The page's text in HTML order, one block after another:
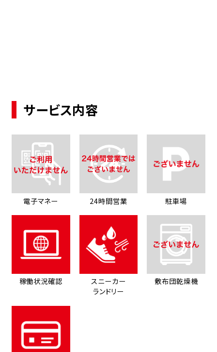
サービス内容
電子マネー 24時間営業 駐車場
稼働状況確認
スニーカー
ランドリー
敷布団乾燥機